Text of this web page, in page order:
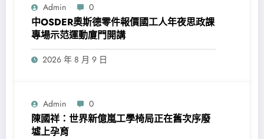
Admin 0
中OSDER奧斯德零件報價國工人年夜思政課
專場示范運動廈門開講
2026 年 8 月 9 日
Admin 0
陳國祥：世界新億嵐工學椅局正在舊次序廢
墟上孕育